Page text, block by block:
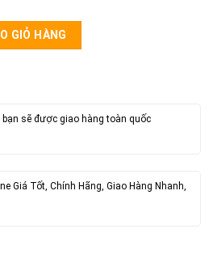
(Kèm Mic) số lượng
GIỎ HÀNG
sẽ được giao hàng toàn quốc
Giá Tốt, Chính Hãng, Giao Hàng Nhanh,